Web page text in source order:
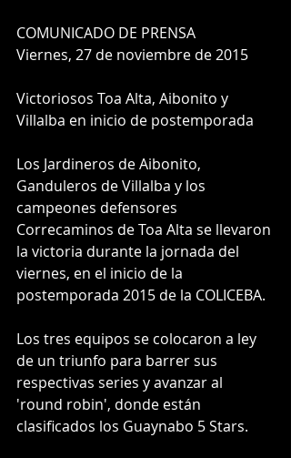
COMUNICADO DE PRENSA
Viernes, 27 de noviembre de 2015
Victoriosos Toa Alta, Aibonito y
Villalba en inicio de postemporada
Los Jardineros de Aibonito,
Ganduleros de Villalba y los
campeones defensores
Correcaminos de Toa Alta se llevaron
la victoria durante la jornada del
viernes, en el inicio de la
postemporada 2015 de la COLICEBA.
Los tres equipos se colocaron a ley
de un triunfo para barrer sus
respectivas series y avanzar al
'round robin', donde están
clasificados los Guaynabo 5 Stars.